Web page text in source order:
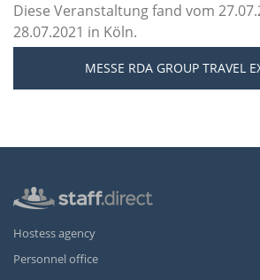
Diese Veranstaltung fand vom
28.07.2021 in Köln.
MESSE RDA GROUP TRAVEL
Hostess agency
Personnel office